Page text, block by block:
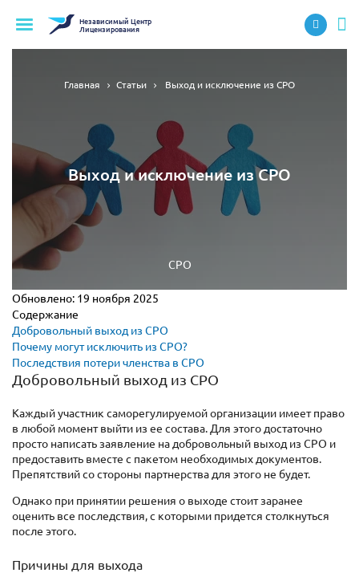
НезависимыйЦентр
Лицензирования
Главная Статьи Выход и исключение из СРО
Выход и исключение из СРО
СРО
Обновлено: 19 ноября 2025
Содержание
Добровольный выход из СРО
Почему могут исключить из СРО?
Последствия потери членства в СРО
Добровольный выход из СРО
Каждый участник саморегулируемой организации имеет право
в любой момент выйти из ее состава. Для этого достаточно
просто написать заявление на добровольный выход из СРО и
предоставить вместе с пакетом необходимых документов.
Препятствий со стороны партнерства для этого не будет.
Однако при принятии решения о выходе стоит заранее
оценить все последствия, с которыми придется столкнуться
после этого.
Причины для выхода